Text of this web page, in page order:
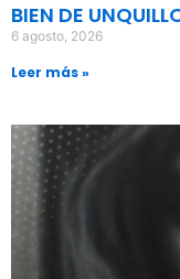
BIEN DE
6 agosto, 2026
Leer más »